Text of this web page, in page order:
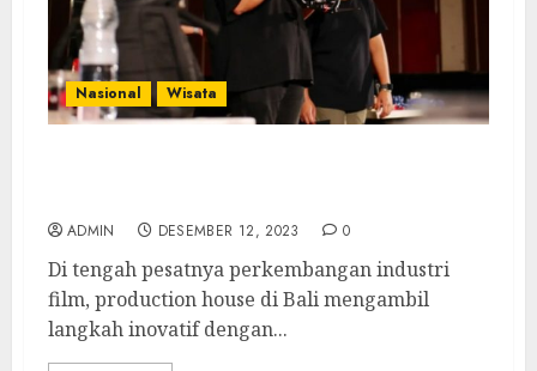
Nasional Wisata
ADMIN DESEMBER 12, 2023 0
Di tengah pesatnya perkembangan industri
film, production house di Bali mengambil
langkah inovatif dengan...